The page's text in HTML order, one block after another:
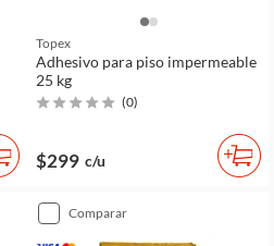
Topex
Adhesivo para piso impermeable
25 kg
(0)
$299 c/u
comparar